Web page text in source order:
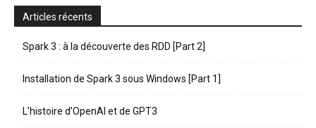
Articles récents
Spark 3 : à la découverte des RDD [Part 2]
Installation de Spark 3 sous Windows [Part 1]
L’histoire d’OpenAI et de GPT3